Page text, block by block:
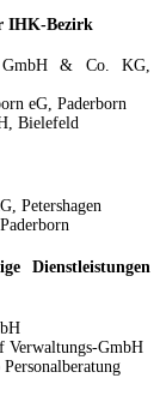
IHK-Bezirk
GmbH & Co. KG,
eG, Paderborn
Bielefeld
Petershagen
Dienstleistungen
Verwaltungs-GmbH